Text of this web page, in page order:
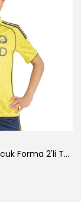
Al Nassr FC Ronaldo Çocuk Forma 2'li Takım(Şort/T-Shirt)